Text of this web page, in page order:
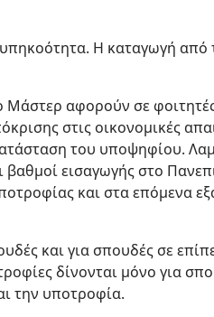
Η καταγωγή από
Μάστερ αφορούν σε
στις οικονομικές
του υποψηφίου.
εισαγωγής στο
και στα επόμενα
και για σπουδές σε
δίνονται μόνο για
την υποτροφία.